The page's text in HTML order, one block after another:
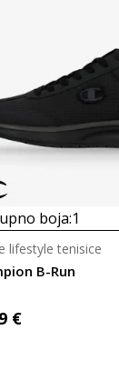
boja:1
B-Run
lifestyle tenisice
€